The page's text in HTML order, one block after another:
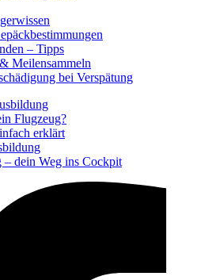
– Tipps
Meilensammeln
bei Verspätung
Flugzeug?
erklärt
– dein Weg ins Cockpit